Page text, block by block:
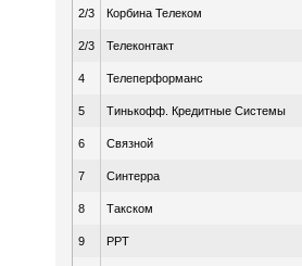
2/3 Корбина Телеком
2/3 Телеконтакт
4 Телеперформанс
5 Тинькофф. Кредитные Системы
6 Связной
7 Синтерра
8 Такском
9 РРТ